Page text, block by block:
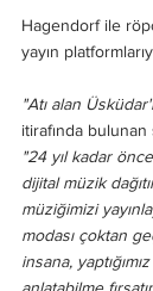
Hagendorf ile
yayın
"Atı alan
itirafında bulunan
"24 yıl kadar
dijital müzik
müziğimizi
modası çoktan
insana,